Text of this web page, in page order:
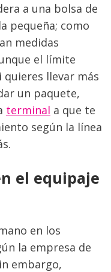
a una bolsa de
pequeña; como
medidas
el límite
quieres llevar más
un paquete,
terminal a que te
según la línea
el equipaje
en los
la empresa de
embargo,